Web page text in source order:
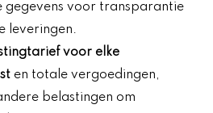
gegevens voor transparantie
leveringen.
voor elke
en totale vergoedingen,
belastingen om